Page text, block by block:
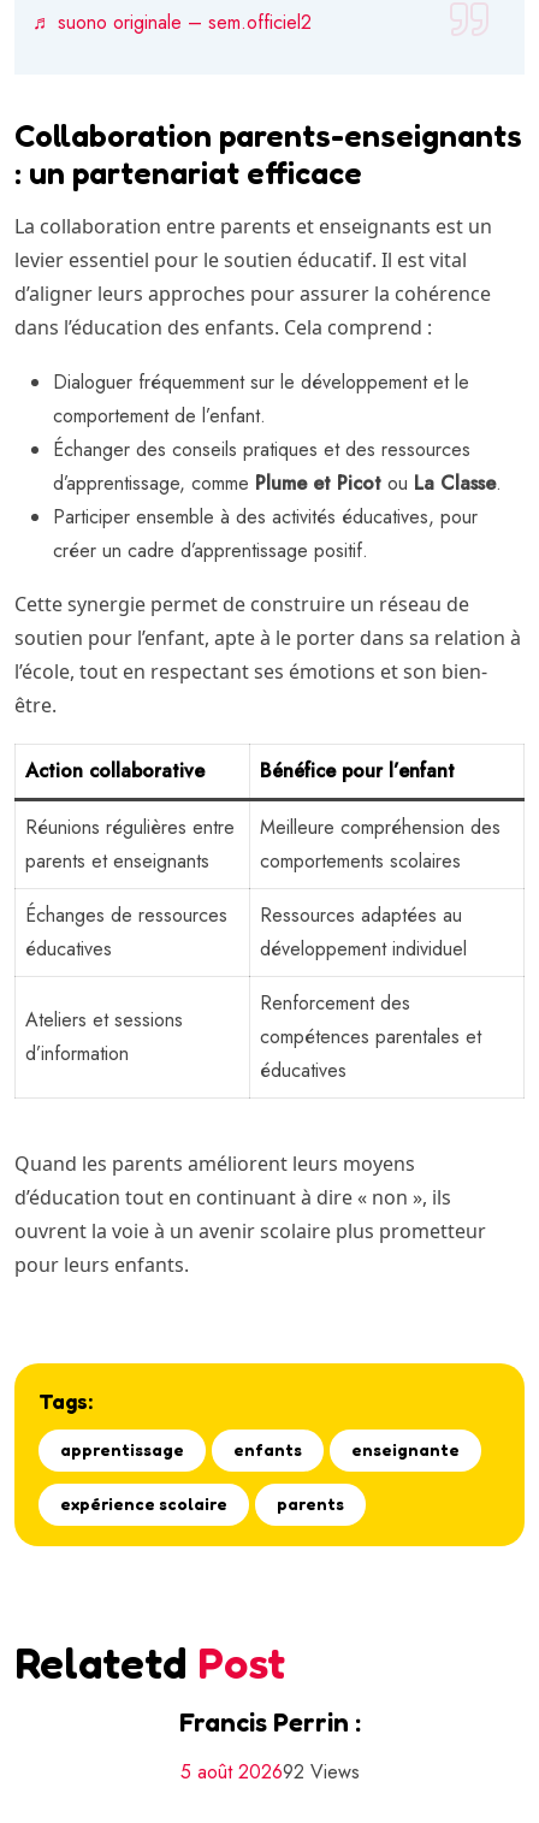
♬ suono originale – sem.officiel2
Collaboration parents-enseignants
: un partenariat efficace
La collaboration entre parents et enseignants est un
levier essentiel pour le soutien éducatif. Il est vital
d’aligner leurs approches pour assurer la cohérence
dans l’éducation des enfants. Cela comprend :
Dialoguer fréquemment sur le développement et le
comportement de l’enfant.
Échanger des conseils pratiques et des ressources
d’apprentissage, comme Plume et Picot ou La Classe.
Participer ensemble à des activités éducatives, pour
créer un cadre d’apprentissage positif.
Cette synergie permet de construire un réseau de
soutien pour l’enfant, apte à le porter dans sa relation à
l’école, tout en respectant ses émotions et son bien-
être.
Action collaborative Bénéfice pour l’enfant
Réunions régulières entre
parents et enseignants
Meilleure compréhension des
comportements scolaires
Échanges de ressources
éducatives
Ressources adaptées au
développement individuel
Ateliers et sessions
d’information
Renforcement des
compétences parentales et
éducatives
Quand les parents améliorent leurs moyens
d’éducation tout en continuant à dire « non », ils
ouvrent la voie à un avenir scolaire plus prometteur
pour leurs enfants.
Tags:
apprentissage enfants enseignante
expérience scolaire parents
Relatetd Post
Francis Perrin :
5 août 202692 Views